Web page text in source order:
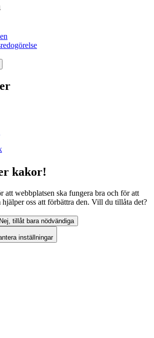
kakor!
att webbplatsen ska fungera bra och för att
hjälper oss att förbättra den. Vill du tillåta det?
Nej, tillåt bara nödvändiga
inställningar